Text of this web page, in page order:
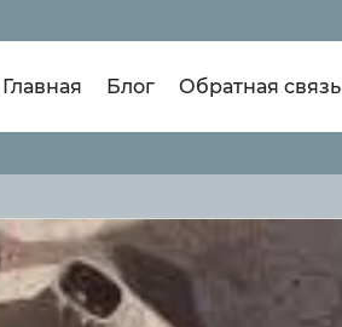
Главная Блог Обратная связь